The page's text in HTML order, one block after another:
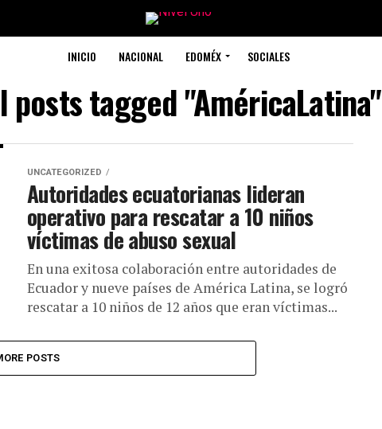
INICIO NACIONAL EDOMÉX SOCIALES
posts tagged "AméricaLatina"
UNCATEGORIZED
Autoridades ecuatorianas lideran
operativo para rescatar a 10 niños
víctimas de abuso sexual
En una exitosa colaboración entre autoridades de
Ecuador y nueve países de América Latina, se logró
rescatar a 10 niños de 12 años que eran víctimas...
POSTS